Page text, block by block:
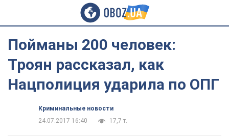
Пойманы 200 человек:
Троян рассказал, как
Нацполиция ударила по ОПГ
Криминальные новости
24.07.2017 16:40
17,7 т.